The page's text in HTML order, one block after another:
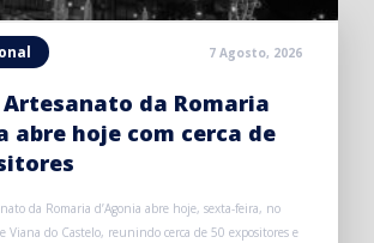
7 Agosto, 2026
Artesanato da Romaria
abre hoje com cerca de
da Romaria d’Agonia abre hoje, sexta-feira, no
Viana do Castelo, reunindo cerca de 50 expositores e